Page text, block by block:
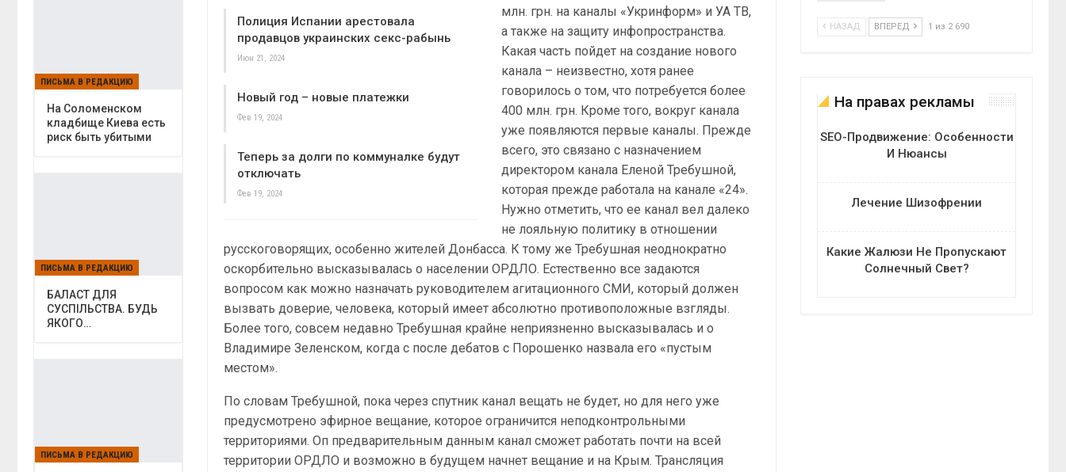
Полиция Испании арестовала
продавцов украинских секс-рабынь
Июн 21, 2024
Новый год – новые платежки
Фев 19, 2024
Теперь за долги по коммуналке будут
отключать
Фев 19, 2024
млн. грн. на каналы «Укринформ» и УА ТВ,
а также на защиту инфопространства.
Какая часть пойдет на создание нового
канала – неизвестно, хотя ранее
говорилось о том, что потребуется более
400 млн. грн. Кроме того, вокруг канала
уже появляются первые каналы. Прежде
всего, это связано с назначением
директором канала Еленой Требушной,
которая прежде работала на канале «24».
Нужно отметить, что ее канал вел далеко
не лояльную политику в отношении
русскоговорящих, особенно жителей Донбасса. К тому же Требушная неоднократно
оскорбительно высказывалась о населении ОРДЛО. Естественно все задаются
вопросом как можно назначать руководителем агитационного СМИ, который должен
вызвать доверие, человека, который имеет абсолютно противоположные взгляды.
Более того, совсем недавно Требушная крайне неприязненно высказывалась и о
Владимире Зеленском, когда с после дебатов с Порошенко назвала его «пустым
местом».
По словам Требушной, пока через спутник канал вещать не будет, но для него уже
предусмотрено эфирное вещание, которое ограничится неподконтрольными
территориями. Оп предварительным данным канал сможет работать почти на всей
территории ОРДЛО и возможно в будущем начнет вещание и на Крым. Трансляция
НАЗАД ВПЕРЕД 1 из 2 690
На правах рекламы
SEO-Продвижение: Особенности
И Нюансы
Лечение Шизофрении
Какие Жалюзи Не Пропускают
Солнечный Свет?
ПИСЬМА В РЕДАКЦИЮ
На Соломенском
кладбище Киева есть
риск быть убитыми
ПИСЬМА В РЕДАКЦИЮ
БАЛАСТ ДЛЯ
СУСПІЛЬСТВА. БУДЬ
ЯКОГО…
ПИСЬМА В РЕДАКЦИЮ